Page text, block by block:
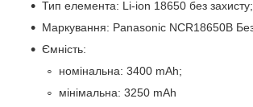
Тип елемента: Li-ion 18650 без захисту;
Маркування: Panasonic NCR18650B
Ємність:
номінальна: 3400 mAh;
мінімальна: 3250 mAh